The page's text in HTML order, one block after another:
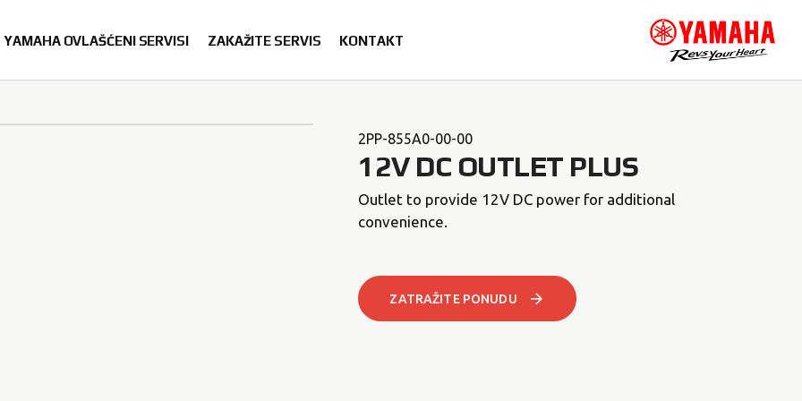
YAMAHA OVLAŠĆENI SERVISI ZAKAŽITE SERVIS KONTAKT
2PP-855A0-00-00
12V DC OUTLET PLUS
Outlet to provide 12V DC power for additional
convenience.
ZATRAŽITE PONUDU